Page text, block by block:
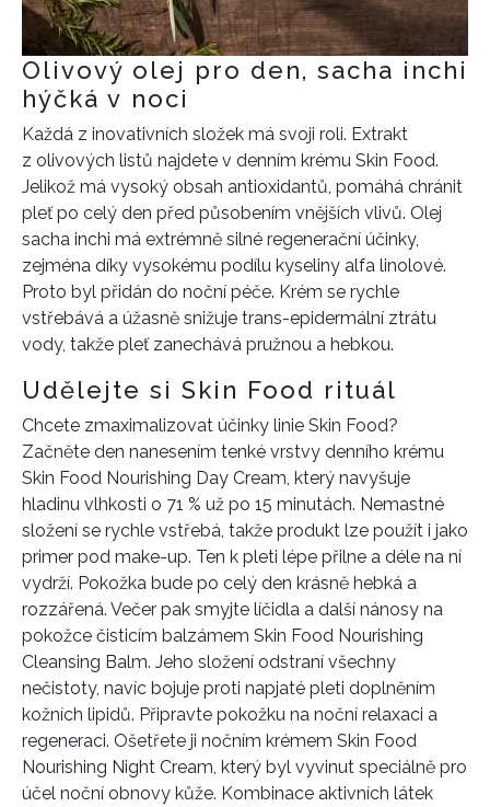
Olivový olej pro den, sacha inchi
hýčká v noci
Každá z inovativních složek má svoji roli. Extrakt
z olivových listů najdete v denním krému Skin Food.
Jelikož má vysoký obsah antioxidantů, pomáhá chránit
pleť po celý den před působením vnějších vlivů. Olej
sacha inchi má extrémně silné regenerační účinky,
zejména díky vysokému podílu kyseliny alfa linolové.
Proto byl přidán do noční péče. Krém se rychle
vstřebává a úžasně snižuje trans-epidermální ztrátu
vody, takže pleť zanechává pružnou a hebkou.
Udělejte si Skin Food rituál
Chcete zmaximalizovat účinky linie Skin Food?
Začněte den nanesením tenké vrstvy denního krému
Skin Food Nourishing Day Cream, který navyšuje
hladinu vlhkosti o 71 % už po 15 minutách. Nemastné
složení se rychle vstřebá, takže produkt lze použít i jako
primer pod make-up. Ten k pleti lépe přilne a déle na ní
vydrží. Pokožka bude po celý den krásně hebká a
rozzářená. Večer pak smyjte líčidla a další nánosy na
pokožce čisticím balzámem Skin Food Nourishing
Cleansing Balm. Jeho složení odstraní všechny
nečistoty, navíc bojuje proti napjaté pleti doplněním
kožních lipidů. Připravte pokožku na noční relaxaci a
regeneraci. Ošetřete ji nočním krémem Skin Food
Nourishing Night Cream, který byl vyvinut speciálně pro
účel noční obnovy kůže. Kombinace aktivních látek